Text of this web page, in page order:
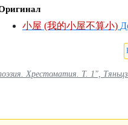
小屋 (我的小屋不算小)
Хрестоматия. Т. 1",